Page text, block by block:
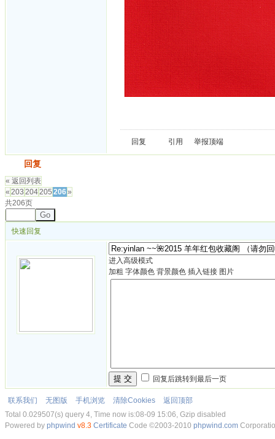
回复 引用 举报顶端
回复
« 返回列表
« 203 204205 206»
共206页
Go
快速回复
进入高级模式
加粗 字体颜色 背景颜色 插入链接 图片
提 交 回复后跳转到最后一页
联系我们 无图版 手机浏览 清除Cookies
返回顶部
Total 0.029507(s) query 4, Time now is:08-09 15:06, Gzip disabled
Powered by phpwind v8.3 Certificate Code ©2003-2010 phpwind.com